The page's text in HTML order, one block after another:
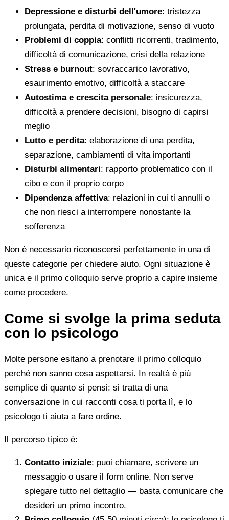
Depressione e disturbi dell'umore: tristezza
prolungata, perdita di motivazione, senso di vuoto
Problemi di coppia: conflitti ricorrenti, tradimento,
difficoltà di comunicazione, crisi della relazione
Stress e burnout: sovraccarico lavorativo,
esaurimento emotivo, difficoltà a staccare
Autostima e crescita personale: insicurezza,
difficoltà a prendere decisioni, bisogno di capirsi
meglio
Lutto e perdita: elaborazione di una perdita,
separazione, cambiamenti di vita importanti
Disturbi alimentari: rapporto problematico con il
cibo e con il proprio corpo
Dipendenza affettiva: relazioni in cui ti annulli o
che non riesci a interrompere nonostante la
sofferenza
Non è necessario riconoscersi perfettamente in una di
queste categorie per chiedere aiuto. Ogni situazione è
unica e il primo colloquio serve proprio a capire insieme
come procedere.
Come si svolge la prima seduta
con lo psicologo
Molte persone esitano a prenotare il primo colloquio
perché non sanno cosa aspettarsi. In realtà è più
semplice di quanto si pensi: si tratta di una
conversazione in cui racconti cosa ti porta lì, e lo
psicologo ti aiuta a fare ordine.
Il percorso tipico è:
Contatto iniziale: puoi chiamare, scrivere un
messaggio o usare il form online. Non serve
spiegare tutto nel dettaglio — basta comunicare che
desideri un primo incontro.